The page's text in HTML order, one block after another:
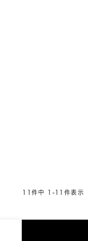
11 件中 1 - 11 件表示